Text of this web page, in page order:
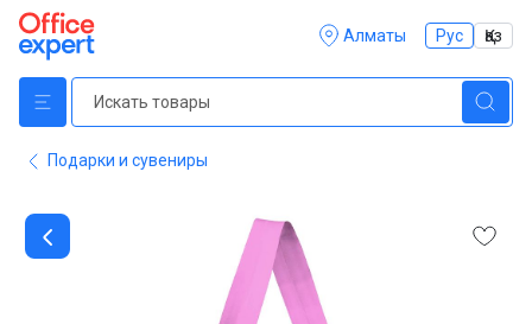
Алматы Рус Қаз
Подарки и сувениры